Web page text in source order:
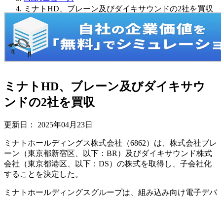
ミナトHD、ブレーン及びダイキサウンドの2社を買収
ミナトHD、ブレーン及びダイキサウ
ンドの2社を買収
更新日： 2025年04月23日
ミナトホールディングス株式会社（6862）は、株式会社ブレ
ーン（東京都新宿区、以下：BR）及びダイキサウンド株式
会社（東京都港区、以下：DS）の株式を取得し、子会社化
することを決定した。
ミナトホールディングスグループは、組み込み向け電子デバ